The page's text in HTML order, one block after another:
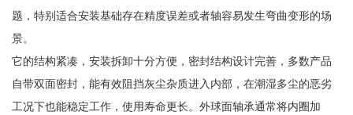
题，特别适合安装基础存在精度误差或者轴容易发生弯曲变形的场
景。
它的结构紧凑，安装拆卸十分方便，密封结构设计完善，多数产品
自带双面密封，能有效阻挡灰尘杂质进入内部，在潮湿多尘的恶劣
工况下也能稳定工作，使用寿命更长。外球面轴承通常将内圈加